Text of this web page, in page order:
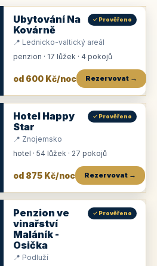
Ubytování Na
Kovárně
✓ Prověřeno
📍 Lednicko-valtický areál
penzion · 17 lůžek · 4 pokojů
od 600 Kč/noc Rezervovat →
Hotel Happy
Star
✓ Prověřeno
📍 Znojemsko
hotel · 54 lůžek · 27 pokojů
od 875 Kč/noc Rezervovat →
Penzion ve
vinařství
Maláník -
Osička
✓ Prověřeno
📍 Podluží